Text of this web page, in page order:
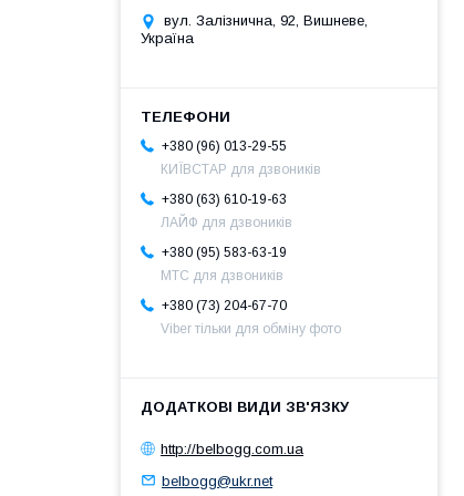
вул. Залізнична, 92, Вишневе,
Україна
+380 (96) 013-29-55
КИЇВСТАР для дзвоників
+380 (63) 610-19-63
ЛАЙФ для дзвоників
+380 (95) 583-63-19
МТС для дзвоників
+380 (73) 204-67-70
Viber тільки для обміну фото
http://belbogg.com.ua
belbogg@ukr.net